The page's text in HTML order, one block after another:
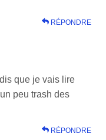
RÉPONDRE
que je vais lire
peu trash des
RÉPONDRE